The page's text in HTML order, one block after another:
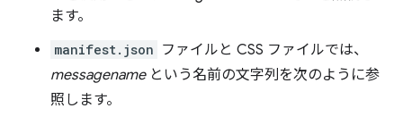
ます。
manifest.json ファイルと CSS ファイルでは、
messagenameという名前の文字列を次のように参
照します。